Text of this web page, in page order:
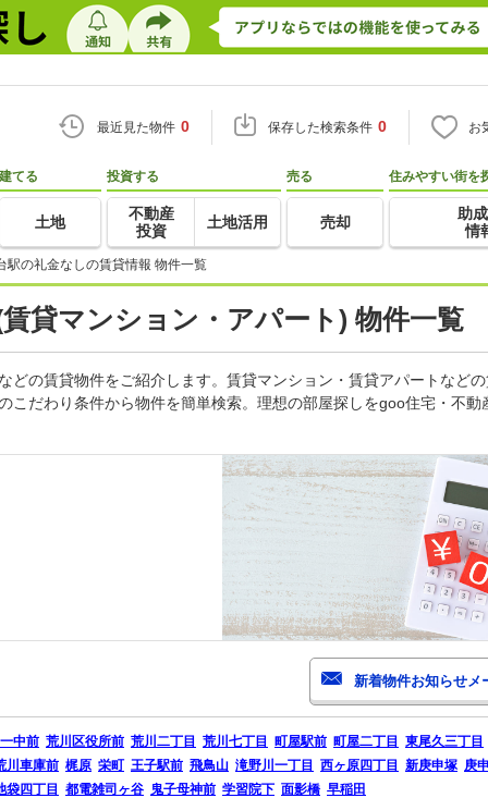
最近見た物件 0 保存した検索条件 0 お
建てる
土地
投資する
不動産
投資
土地活用
売る
売却
住みやすい街を
助
情
駅の礼金なしの賃貸情報 物件一覧
貸マンション・アパート) 物件一覧
の賃貸物件をご紹介します。賃貸マンション・賃貸アパートなど
だわり条件から物件を簡単検索。理想の部屋探しをgoo住宅・不動
中前 荒川区役所前 荒川二丁目 荒川七丁目 町屋駅前 町屋二丁目 東尾久三丁目
川車庫前 梶原 栄町 王子駅前 飛鳥山 滝野川一丁目 西ヶ原四丁目 新庚申塚 庚
袋四丁目 都電雑司ヶ谷 鬼子母神前 学習院下 面影橋 早稲田